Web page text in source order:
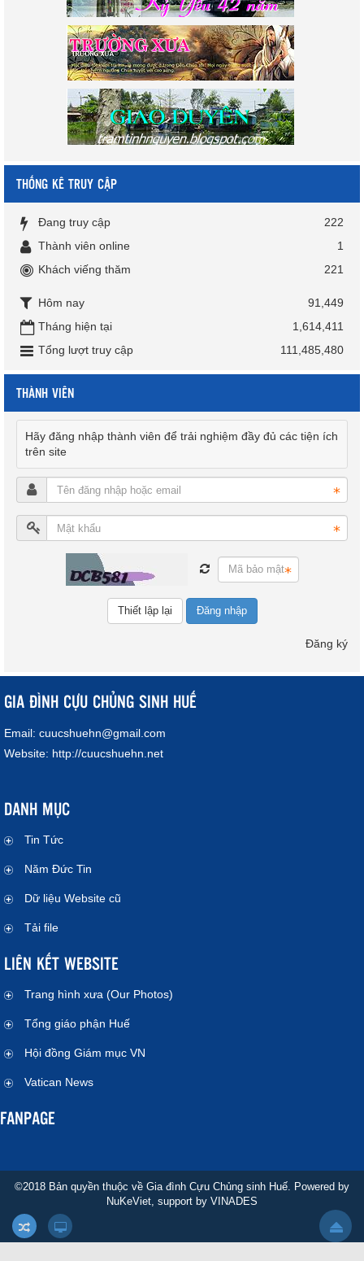
THỐNG KÊ TRUY CẬP
Đang truy cập
222
Thành viên online
1
Khách viếng thăm
221
Hôm nay
91,449
Tháng hiện tại
1,614,411
Tổng lượt truy cập
111,485,480
THÀNH VIÊN
Hãy đăng nhập thành viên để trải nghiệm đầy đủ các tiện ích
trên site
Đăng nhập
Đăng ký
GIA ĐÌNH CỰU CHỦNG SINH HUẾ
Email: cuucshuehn@gmail.com
Website: http://cuucshuehn.net
DANH MỤC
Tin Tức
Năm Đức Tin
Dữ liệu Website cũ
Tải file
LIÊN KẾT WEBSITE
Trang hình xưa (Our Photos)
Tổng giáo phận Huế
Hội đồng Giám mục VN
Vatican News
FANPAGE
©2018 Bản quyền thuộc về Gia đình Cựu Chủng sinh Huế. Powered by
NuKeViet, support by VINADES